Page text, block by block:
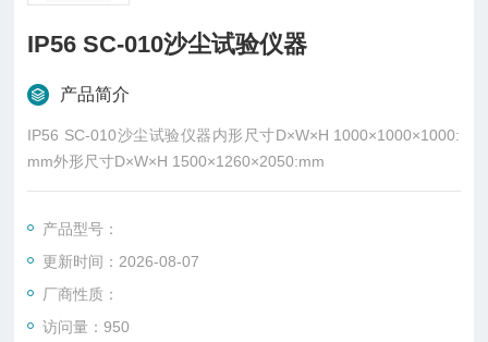
IP56 SC-010沙尘试验仪器
产品简介
IP56 SC-010沙尘试验仪器内形尺寸D×W×H 1000×1000×1000:
mm外形尺寸D×W×H 1500×1260×2050:mm
产品型号：
更新时间：2026-08-07
厂商性质：
访问量：950